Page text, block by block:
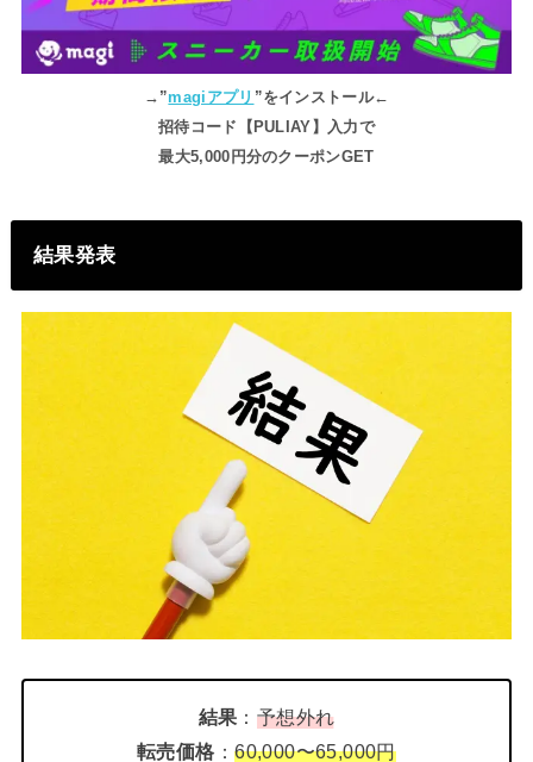
→”magiアプリ ”をインストール←
招待コード【PULIAY】入力で
最大5,000円分のクーポンGET
結果発表
結果 ： 予想外れ
転売価格 ：60,000〜65,000円